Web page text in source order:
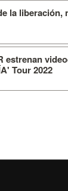
la liberación,
estrenan
Tour 2022